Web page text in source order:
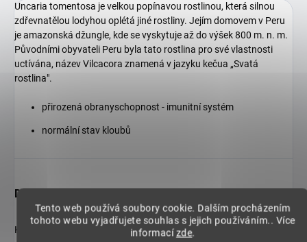
Tento web používá soubory cookie. Dalším procházením
tohoto webu vyjadřujete souhlas s jejich používáním.. Více
informacízde.
Uncaria tomentosa je velkou popínavou rostlinou, která silnou
zdřevnatělou lodyhou oplétá jiné rostliny. Jejím domovem v Peru
je amazonská džungle, kde se vyskytuje až do výšek 800 m. n. m.
Původními obyvateli Peru byla tato rostlina pro své vlastnosti
uctívána, název Vilcacora znamená v jazyku kečua „Svatá
rostlina".
přirozená obranyschopnost - imunitní systém
normální stav kloubů
Dodatočné parametre
Kategória Kategória účinkov